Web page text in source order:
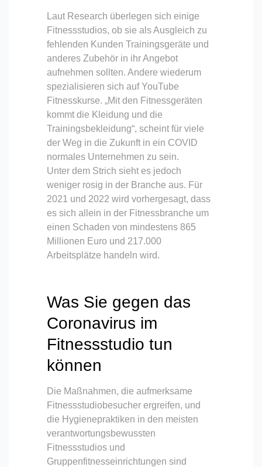
Laut Research überlegen sich einige
Fitnessstudios, ob sie als Ausgleich zu
fehlenden Kunden Trainingsgeräte und
anderes Zubehör in ihr Angebot
aufnehmen sollten. Andere wiederum
spezialisieren sich auf YouTube
Fitnesskurse. „Mit den Fitnessgeräten
kommt die Kleidung und die
Trainingsbekleidung“, scheint für viele
der Weg in die Zukunft in ein COVID
normales Unternehmen zu sein.
Unter dem Strich sieht es jedoch
weniger rosig in der Branche aus. Für
2021 und 2022 wird vorhergesagt, dass
es sich allein in der Fitnessbranche um
einen Schaden von mindestens 865
Millionen Euro und 217.000
Arbeitsplätze handeln wird.
Was Sie gegen das
Coronavirus im
Fitnessstudio tun
können
Die Maßnahmen, die aufmerksame
Fitnessstudiobesucher ergreifen, und
die Hygienepraktiken in den meisten
verantwortungsbewussten
Fitnessstudios und
Gruppenfitnesseinrichtungen sind